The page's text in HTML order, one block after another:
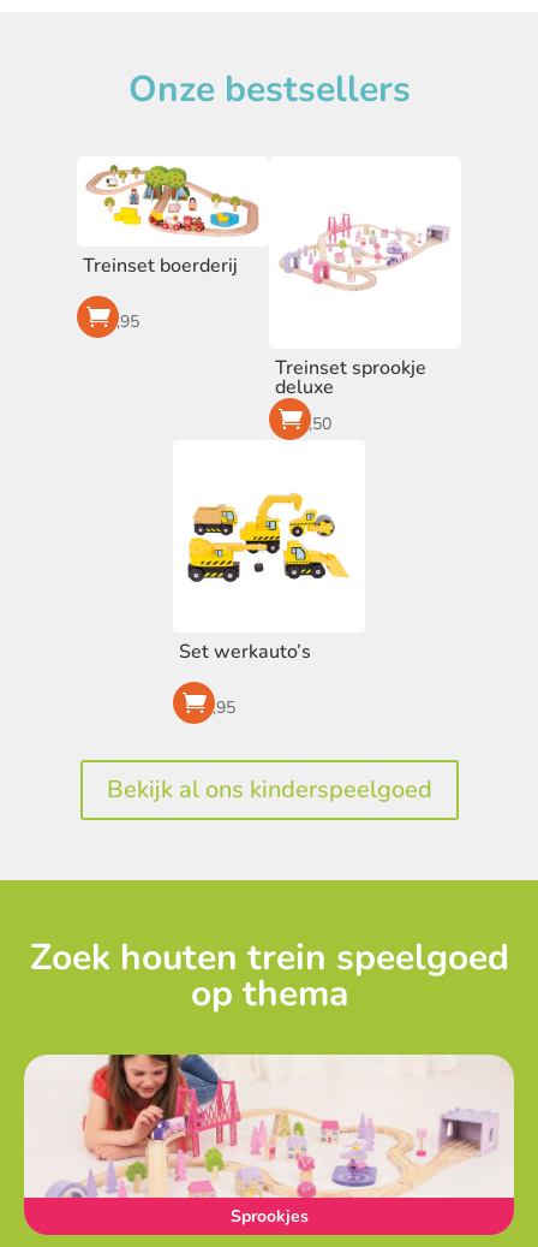
Onze bestsellers
Treinset boerderij
€54,95
Treinset sprookje
deluxe
€72,50
Set werkauto’s
€24,95
Bekijk al ons kinderspeelgoed
Zoek houten trein speelgoed
op thema
Sprookjes